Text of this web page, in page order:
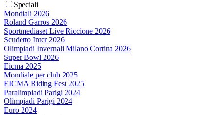
Speciali
Mondiali 2026
Roland Garros 2026
Sportmediaset Live Riccione 2026
Scudetto Inter 2026
Olimpiadi Invernali Milano Cortina 2026
Super Bowl 2026
Eicma 2025
Mondiale per club 2025
EICMA Riding Fest 2025
Paralimpiadi Parigi 2024
Olimpiadi Parigi 2024
Euro 2024